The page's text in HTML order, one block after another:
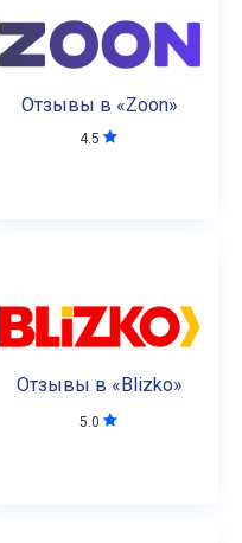
Отзывы в «Zoon»
4.5
Отзывы в «Blizko»
5.0